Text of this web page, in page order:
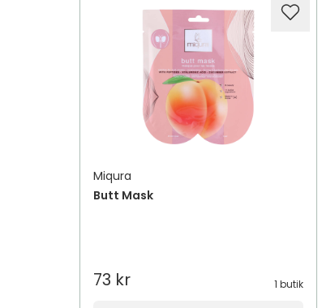
Miqura
Butt Mask
73 kr 1 butik